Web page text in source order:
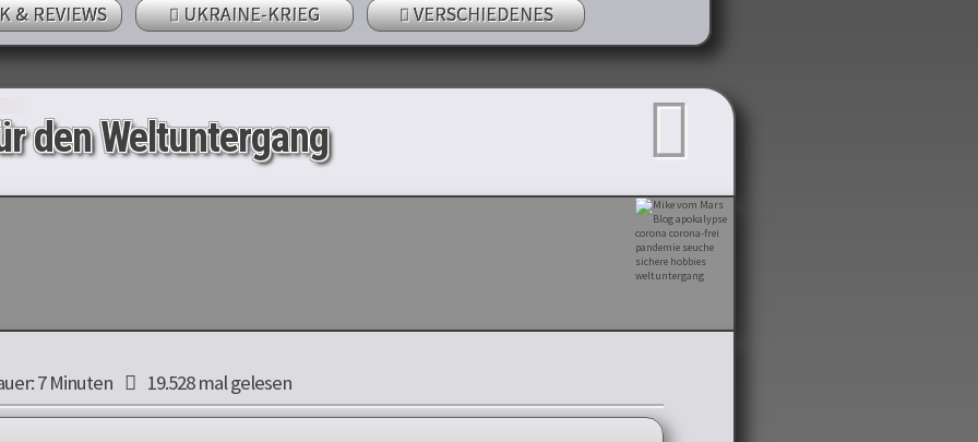
& REVIEWS
UKRAINE-KRIEG VERSCHIEDENES
den Weltuntergang
7 Minuten 19.528 mal gelesen